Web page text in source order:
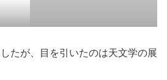
たが、目を引いたのは天文学の展